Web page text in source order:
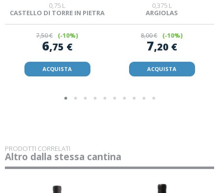
0,75 L
CASTELLO DI TORRE IN PIETRA
7,50 € (-10%)
6,75 €
ACQUISTA
0,375 L
ARGIOLAS
8,00 € (-10%)
7,20 €
ACQUISTA
PRODOTTI CORRELATI
Altro dalla stessa cantina